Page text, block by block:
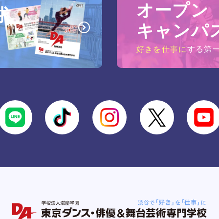
オープン
キャンパ
好きを仕事にする第